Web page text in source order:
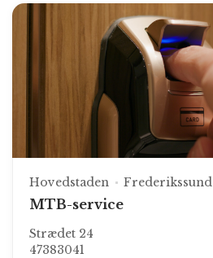
Hovedstaden Frederikssund
MTB-service
Strædet 24
47383041